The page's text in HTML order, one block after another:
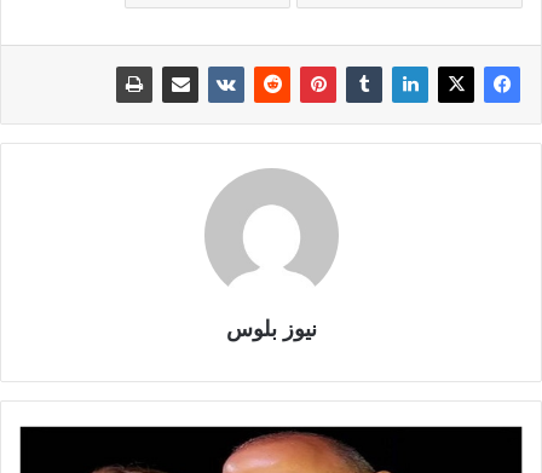
نيوز بلوس